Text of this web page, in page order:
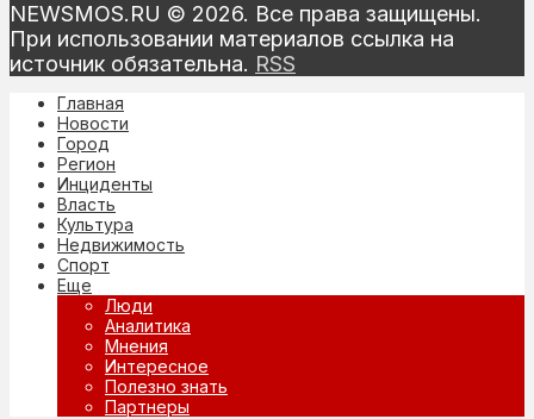
NEWSMOS.RU © 2026. Все права защищены.
При использовании материалов ссылка на
источник обязательна. RSS
Главная
Новости
Город
Регион
Инциденты
Власть
Культура
Недвижимость
Спорт
Еще
Люди
Аналитика
Мнения
Интересное
Полезно знать
Партнеры